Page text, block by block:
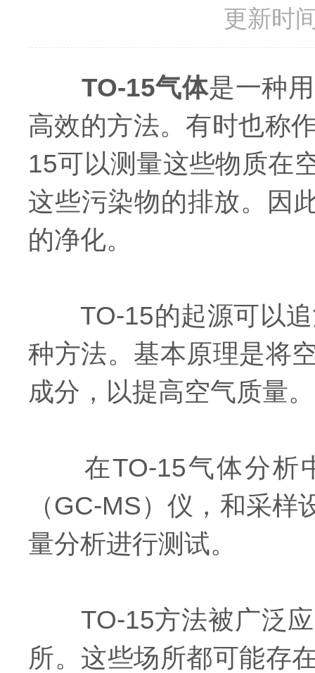
更新时
TO-15气体是一种
高效的方法。有时也称
15可以测量这些物质在
这些污染物的排放。因
的净化。
TO-15的起源可以追
种方法。基本原理是将
成分，以提高空气质量。
在TO-15气体分析中
（GC-MS）仪，和采
量分析进行测试。
TO-15方法被广泛应
所。这些场所都可能存